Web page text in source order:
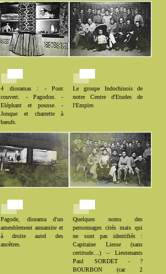
4 dioramas : - Pont
couvert. - Pagodon. -
Eléphant et pousse. -
Jonque et charrette à
bœufs.
Le groupe Indochinois de
notre Centre d'Etudes de
l'Empire.
Pagode, diorama d'un
ameublement annamite et
à droite autel des
ancêtres.
Quelques noms des
personnages cités mais qui
ne sont pas identifiés :
Capitaine Liesse (sans
certitude…) – Lieutenants
Paul SORDET - ?
BOURBON (car 2